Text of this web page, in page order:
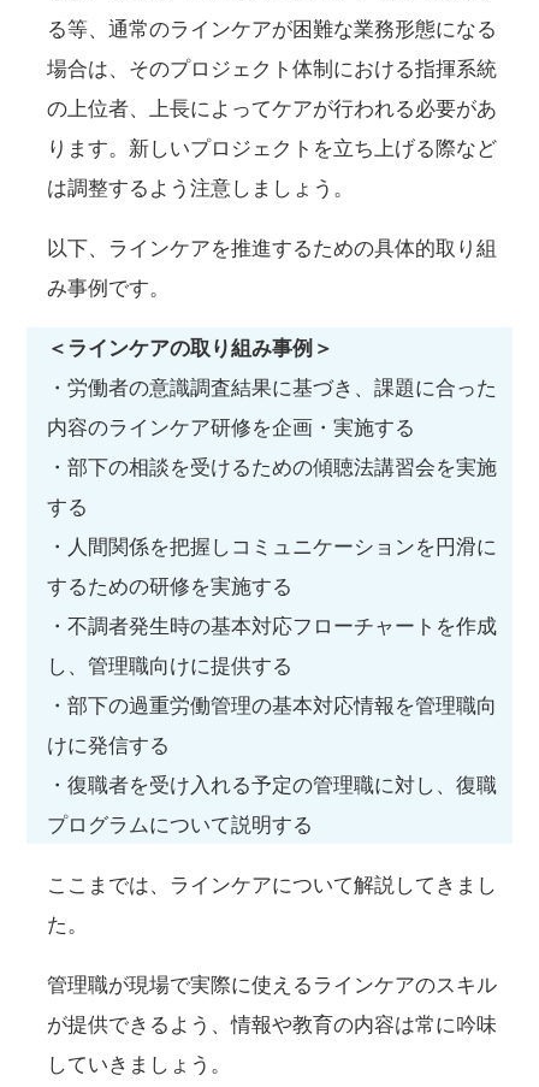
る等、通常のラインケアが困難な業務形態になる
場合は、そのプロジェクト体制における指揮系統
の上位者、上長によってケアが行われる必要があ
ります。新しいプロジェクトを立ち上げる際など
は調整するよう注意しましょう。
以下、ラインケアを推進するための具体的取り組
み事例です。
＜ラインケアの取り組み事例＞
・労働者の意識調査結果に基づき、課題に合った
内容のラインケア研修を企画・実施する
・部下の相談を受けるための傾聴法講習会を実施
する
・人間関係を把握しコミュニケーションを円滑に
するための研修を実施する
・不調者発生時の基本対応フローチャートを作成
し、管理職向けに提供する
・部下の過重労働管理の基本対応情報を管理職向
けに発信する
・復職者を受け入れる予定の管理職に対し、復職
プログラムについて説明する
ここまでは、ラインケアについて解説してきまし
た。
管理職が現場で実際に使えるラインケアのスキル
が提供できるよう、情報や教育の内容は常に吟味
していきましょう。